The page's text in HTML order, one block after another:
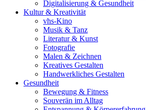
Digitalisierung & Gesundheit
Kultur & Kreativität
vhs-Kino
Musik & Tanz
Literatur & Kunst
Fotografie
Malen & Zeichnen
Kreatives Gestalten
Handwerkliches Gestalten
Gesundheit
Bewegung & Fitness
Souverän im Alltag